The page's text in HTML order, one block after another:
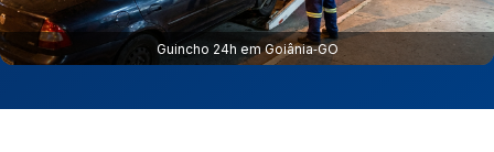
Guincho 24h em Goiânia‑GO